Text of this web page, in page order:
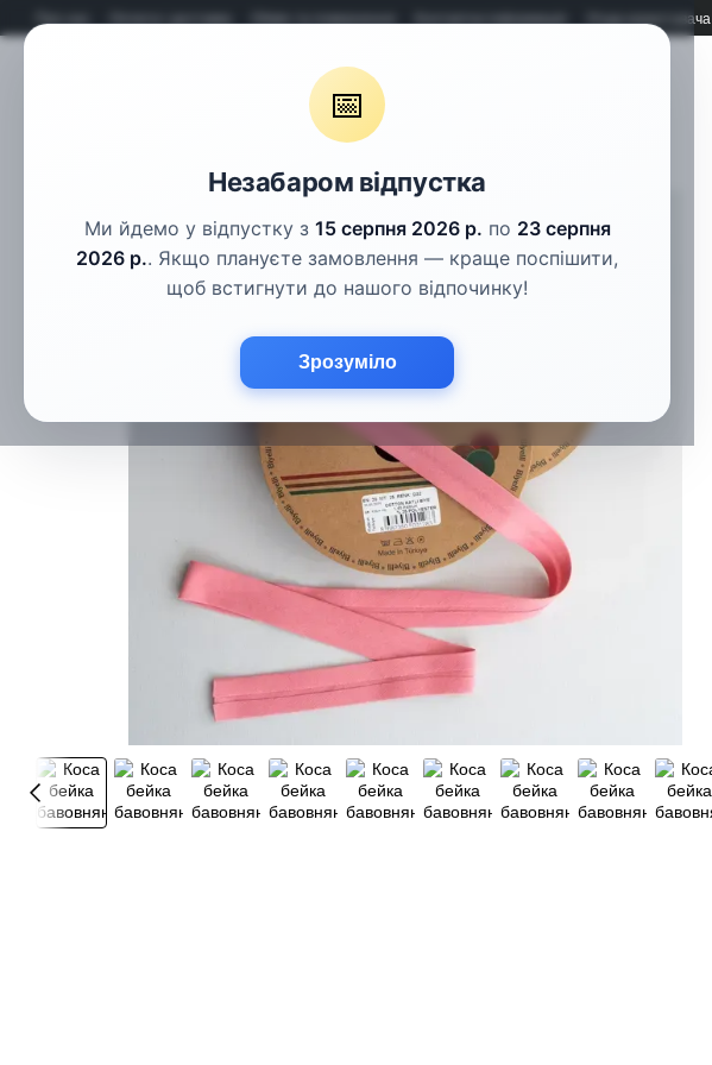
📅
Незабаром відпустка
Ми йдемо у відпустку з 15 серпня 2026 р. по 23 серпня
2026 р.. Якщо плануєте замовлення — краще поспішити,
щоб встигнути до нашого відпочинку!
Зрозуміло
Про нас Оплата і доставка Обмін та повернення Контактна інформація Угода користувача
Гудзики Шнури